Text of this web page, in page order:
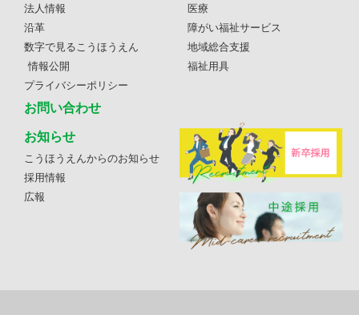
法人情報
沿革
数字で見るこうほうえん
情報公開
プライバシーポリシー
お問い合わせ
医療
障がい福祉サービス
地域総合支援
福祉用具
お知らせ
こうほうえんからのお知らせ
採用情報
広報